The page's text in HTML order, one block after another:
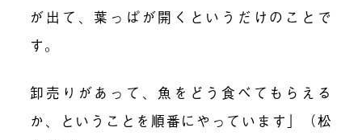
が出て、葉っぱが開くというだけのことで
す。
卸売りがあって、魚をどう食べてもらえる
か、ということを順番にやっています」（松